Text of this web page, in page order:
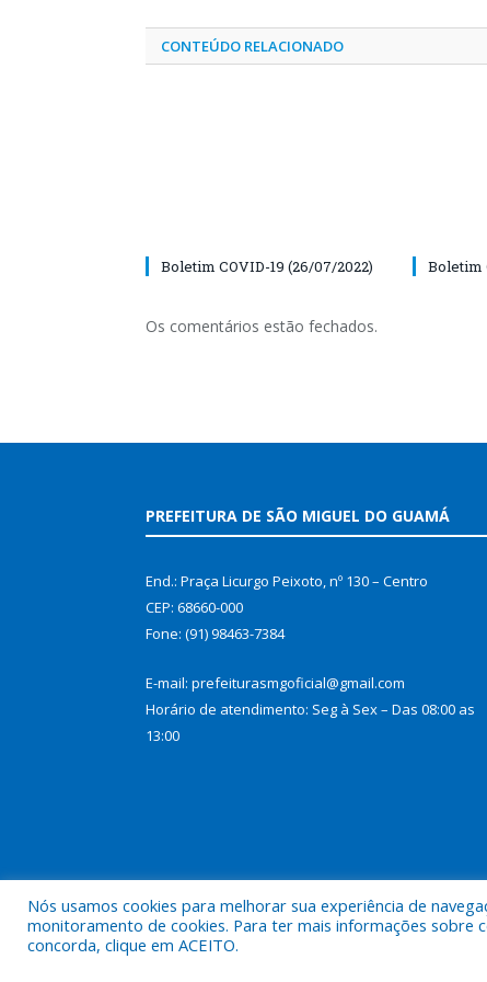
CONTEÚDO RELACIONADO
Boletim COVID-19 (26/07/2022) Boletim
Os comentários estão fechados.
PREFEITURA DE SÃO MIGUEL DO GUAMÁ
End.: Praça Licurgo Peixoto, nº 130 – Centro
CEP: 68660-000
Fone: (91) 98463-7384
E-mail: prefeiturasmgoficial@gmail.com
Horário de atendimento: Seg à Sex – Das 08:00 as
13:00
Nós usamos cookies para melhorar sua experiência de
monitoramento de cookies. Para ter mais informações sobre
concorda, clique em ACEITO.